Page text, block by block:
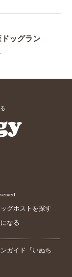
ッグラン
グホストを探す
なる
ガイド『いぬち